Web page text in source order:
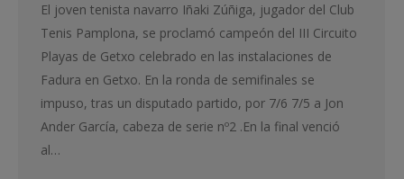
El joven tenista navarro Iñaki Zúñiga, jugador del Club
Tenis Pamplona, se proclamó campeón del III Circuito
Playas de Getxo celebrado en las instalaciones de
Fadura en Getxo. En la ronda de semifinales se
impuso, tras un disputado partido, por 7/6 7/5 a Jon
Ander García, cabeza de serie nº2 .En la final venció
al…